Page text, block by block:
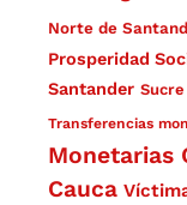
Norte de
Prosperidad
Santander Sucre
Transferencias
Monetarias
Cauca